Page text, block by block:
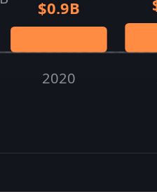
2020
$0.9B